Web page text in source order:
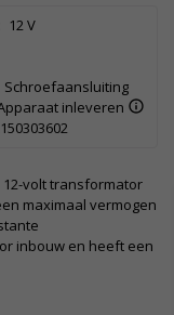
12 V
Schroefaansluiting
inleveren
volt transformator
maximaal vermogen
inbouw en heeft een